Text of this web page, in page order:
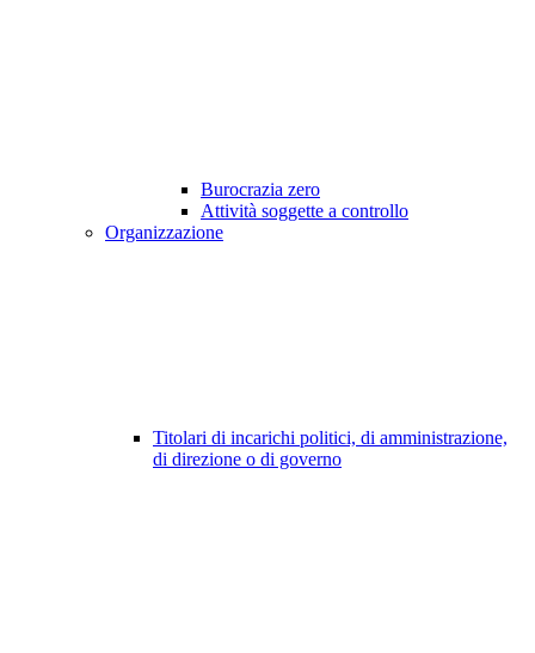
Burocrazia zero
Attività soggette a controllo
Organizzazione
Titolari di incarichi politici, di amministrazione,
di direzione o di governo